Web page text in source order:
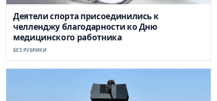
Деятели спорта присоединились к
челленджу благодарности ко Дню
медицинского работника
БЕЗ РУБРИКИ